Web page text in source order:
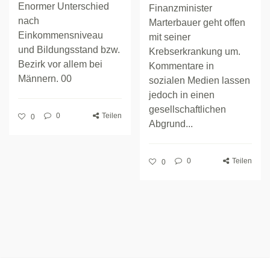
Enormer Unterschied
nach
Einkommensniveau
und Bildungsstand bzw.
Bezirk vor allem bei
Männern. 00
0 0 Teilen
Finanzminister
Marterbauer geht offen
mit seiner
Krebserkrankung um.
Kommentare in
sozialen Medien lassen
jedoch in einen
gesellschaftlichen
Abgrund...
0 0 Teilen